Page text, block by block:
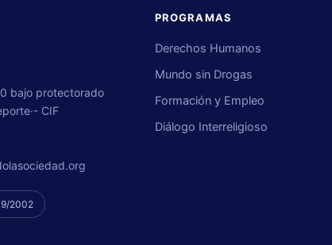
bajo protectorado
CIF
2002
PROGRAMAS
Derechos Humanos
Mundo sin Drogas
Formación y Empleo
Diálogo Interreligioso